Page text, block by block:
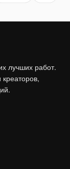
лучших работ.